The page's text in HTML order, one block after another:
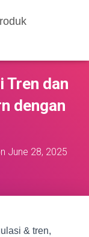
Tren dan
dengan
June 28, 2025
& tren,